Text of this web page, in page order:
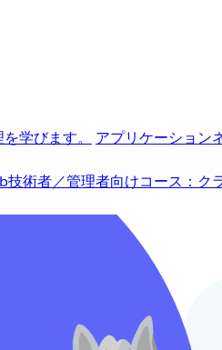
学びます。 アプリケーション
技術者／管理者向けコース：ク